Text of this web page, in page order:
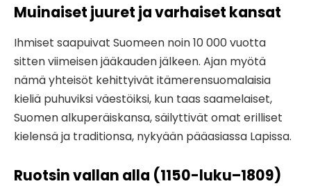
Muinaiset juuret ja varhaiset kansat
Ihmiset saapuivat Suomeen noin 10 000 vuotta
sitten viimeisen jääkauden jälkeen. Ajan myötä
nämä yhteisöt kehittyivät itämerensuomalaisia
kieliä puhuviksi väestöiksi, kun taas saamelaiset,
Suomen alkuperäiskansa, säilyttivät omat erilliset
kielensä ja traditionsa, nykyään pääasiassa Lapissa.
Ruotsin vallan alla (1150-luku–1809)